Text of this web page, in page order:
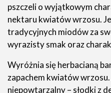
pszczeli o wyjątkowym
nektaru kwiatów wrzosu.
tradycyjnych miodów za
wyrazisty smak oraz
Wyróżnia się herbacianą
zapachem kwiatów
niepowtarzalny – słodki z